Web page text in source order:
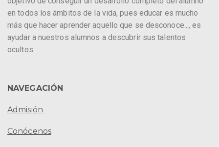
en todos los ámbitos de la vida, pues educar es mucho
más que hacer aprender aquello que se desconoce..., es
ayudar a nuestros alumnos a descubrir sus talentos
ocultos.
NAVEGACIÓN
Admisión
Conócenos